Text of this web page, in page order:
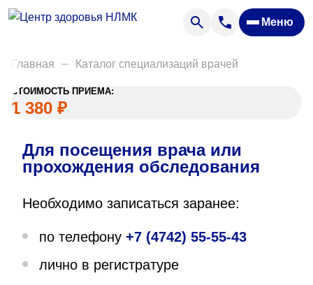
Меню
Анализы
Акции
Пациентам
Вакансии
О нас
Вопрос — ответ
Направления деятельности
Главная Каталог специализаций врачей
СТОИМОСТЬ ПРИЕМА:
1 380 ₽
Для посещения врача или
прохождения обследования
Необходимо записаться заранее:
по телефону +7 (4742) 55-55-43
лично в регистратуре